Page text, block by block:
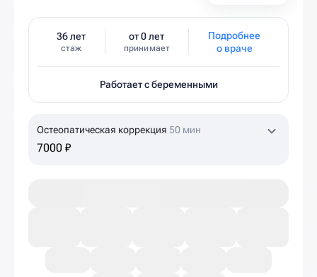
36 лет
стаж
от 0 лет
принимает
Подробнее
о враче
Работает с беременными
Остеопатическая коррекция 50 мин
7000 ₽